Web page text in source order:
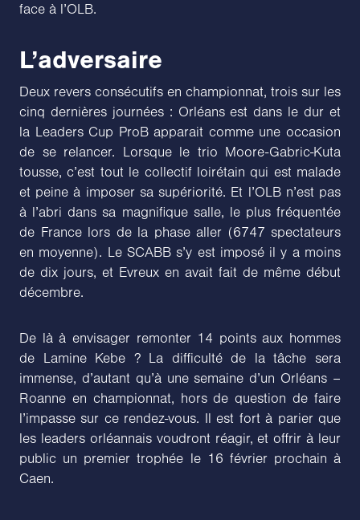
face à l’OLB.
L’adversaire
Deux revers consécutifs en championnat, trois sur les
cinq dernières journées : Orléans est dans le dur et
la Leaders Cup ProB apparait comme une occasion
de se relancer. Lorsque le trio Moore-Gabric-Kuta
tousse, c’est tout le collectif loirétain qui est malade
et peine à imposer sa supériorité. Et l’OLB n’est pas
à l’abri dans sa magnifique salle, le plus fréquentée
de France lors de la phase aller (6747 spectateurs
en moyenne). Le SCABB s’y est imposé il y a moins
de dix jours, et Evreux en avait fait de même début
décembre.
De là à envisager remonter 14 points aux hommes
de Lamine Kebe ? La difficulté de la tâche sera
immense, d’autant qu’à une semaine d’un Orléans –
Roanne en championnat, hors de question de faire
l’impasse sur ce rendez-vous. Il est fort à parier que
les leaders orléannais voudront réagir, et offrir à leur
public un premier trophée le 16 février prochain à
Caen.